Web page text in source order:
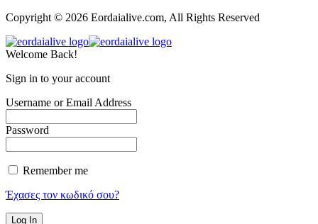
Copyright © 2026 Eordaialive.com, All Rights Reserved
Welcome Back!
Sign in to your account
Username or Email Address
Password
Remember me
Έχασες τον κωδικό σου?